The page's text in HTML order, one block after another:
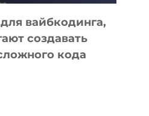
вайбкодинга,
создавать
кода